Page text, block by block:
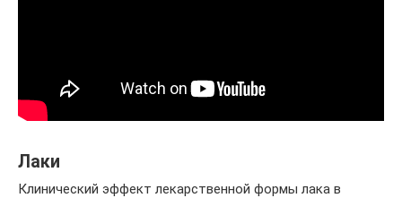
Лаки
Клинический эффект лекарственной формы лака в